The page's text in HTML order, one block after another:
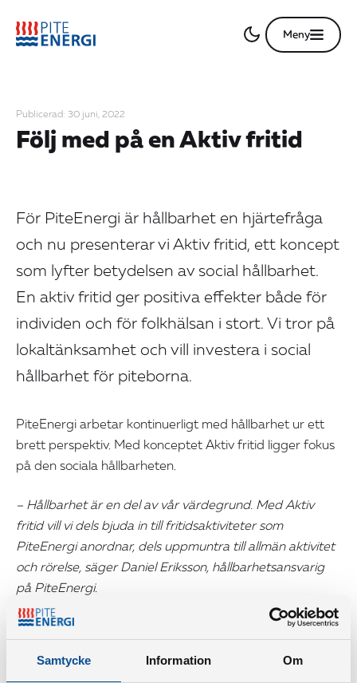
Samtycke Information Om
Meny
Publicerad: 30 juni, 2022
Följ med på en Aktiv fritid
För PiteEnergi är hållbarhet en hjärtefråga
och nu presenterar vi Aktiv fritid, ett koncept
som lyfter betydelsen av social hållbarhet.
En aktiv fritid ger positiva effekter både för
individen och för folkhälsan i stort. Vi tror på
lokaltänksamhet och vill investera i social
hållbarhet för piteborna.
PiteEnergi arbetar kontinuerligt med hållbarhet ur ett
brett perspektiv. Med konceptet Aktiv fritid ligger fokus
på den sociala hållbarheten.
– Hållbarhet är en del av vår värdegrund. Med Aktiv
fritid vill vi dels bjuda in till fritidsaktiviteter som
PiteEnergi anordnar, dels uppmuntra till allmän aktivitet
och rörelse, säger Daniel Eriksson, hållbarhetsansvarig
på PiteEnergi.
Mätning av badtemperatur, elskåpsvandring i Piteå,
aktivitetsdag för seniorer är exempel på aktiviteter som